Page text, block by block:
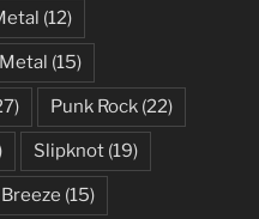
(12)
(15)
Punk Rock (22)
Slipknot (19)
(15)